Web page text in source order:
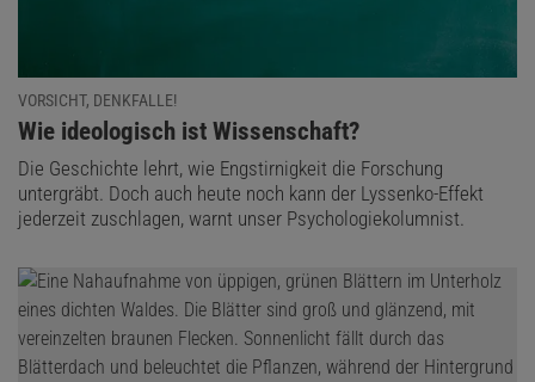
VORSICHT, DENKFALLE!
:
Wie ideologisch ist Wissenschaft?
Die Geschichte lehrt, wie Engstirnigkeit die Forschung
untergräbt. Doch auch heute noch kann der Lyssenko-Effekt
jederzeit zuschlagen, warnt unser Psychologiekolumnist.